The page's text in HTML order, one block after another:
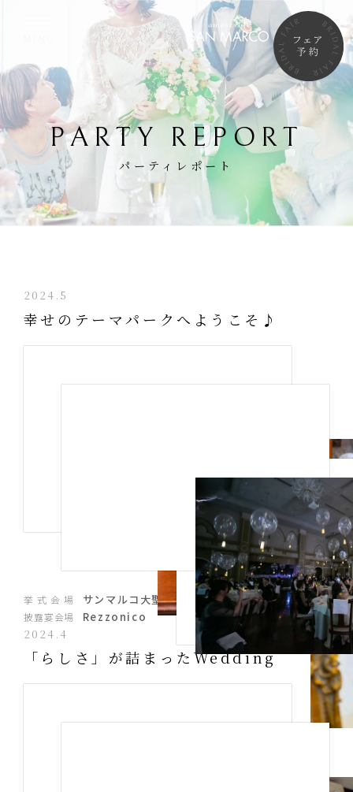
PARTY REPORT
パーティレポート
2024.5
幸せのテーマパークへようこそ♪
挙式会場 サンマルコ大聖堂
披露宴会場
Rezzonico
2024.4
「らしさ」が詰まったWedding